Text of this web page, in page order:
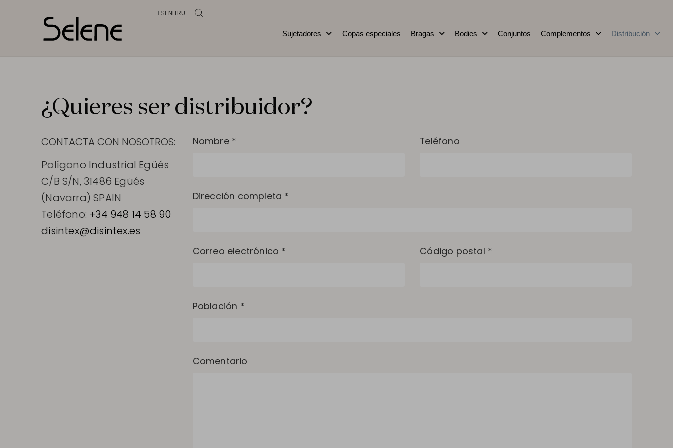
ESENITRU
Sujetadores Copas especiales Bragas Bodies Conjuntos Complementos Distribución
¿Quieres ser distribuidor?
CONTACTA CON NOSOTROS:
Polígono Industrial Egüés
C/B S/N, 31486 Egüés
(Navarra) SPAIN
Teléfono: +34 948 14 58 90
disintex@disintex.es
Nombre * Teléfono
Dirección completa *
Correo electrónico * Código postal *
Población *
Comentario